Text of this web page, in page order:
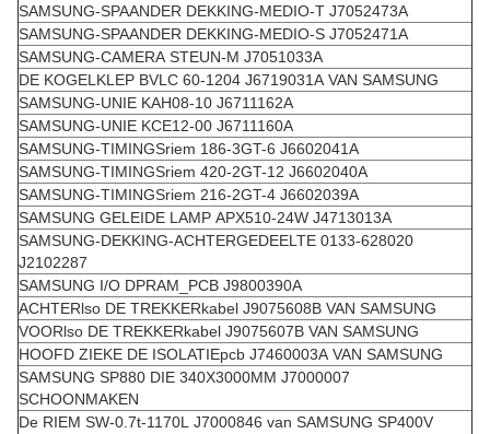
SAMSUNG-SPAANDER DEKKING-MEDIO-T J7052473A
SAMSUNG-SPAANDER DEKKING-MEDIO-S J7052471A
SAMSUNG-CAMERA STEUN-M J7051033A
DE KOGELKLEP BVLC 60-1204 J6719031A VAN SAMSUNG
SAMSUNG-UNIE KAH08-10 J6711162A
SAMSUNG-UNIE KCE12-00 J6711160A
SAMSUNG-TIMINGSriem 186-3GT-6 J6602041A
SAMSUNG-TIMINGSriem 420-2GT-12 J6602040A
SAMSUNG-TIMINGSriem 216-2GT-4 J6602039A
SAMSUNG GELEIDE LAMP APX510-24W J4713013A
SAMSUNG-DEKKING-ACHTERGEDEELTE 0133-628020
J2102287
SAMSUNG I/O DPRAM_PCB J9800390A
ACHTERlso DE TREKKERkabel J9075608B VAN SAMSUNG
VOORlso DE TREKKERkabel J9075607B VAN SAMSUNG
HOOFD ZIEKE DE ISOLATIEpcb J7460003A VAN SAMSUNG
SAMSUNG SP880 DIE 340X3000MM J7000007
SCHOONMAKEN
De RIEM SW-0.7t-1170L J7000846 van SAMSUNG SP400V